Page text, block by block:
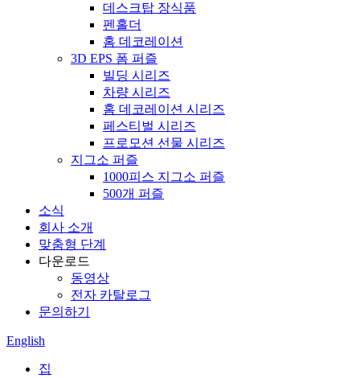
데스크탑 장식품
펜홀더
홈 데코레이션
3D EPS 폼 퍼즐
빌딩 시리즈
차량 시리즈
홈 데코레이션 시리즈
페스티벌 시리즈
프로모션 선물 시리즈
지그소 퍼즐
1000피스 지그소 퍼즐
500개 퍼즐
소식
회사 소개
맞춤형 단계
다운로드
동영상
전자 카탈로그
문의하기
English
집